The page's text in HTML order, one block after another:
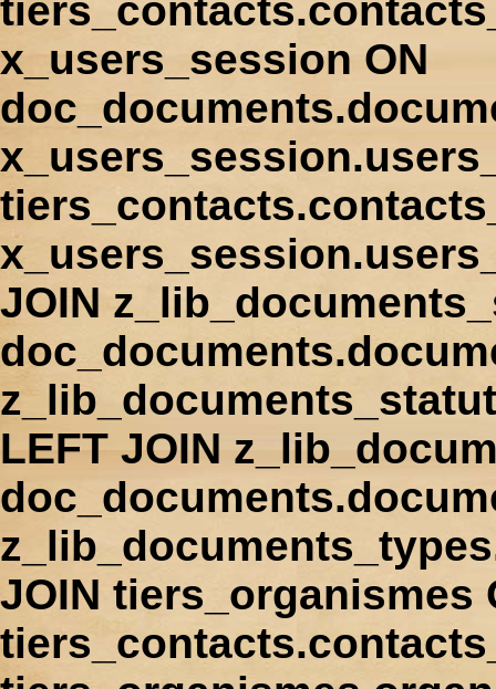
x_users_session ON
JOIN
LEFT JOIN
JOIN tiers_organismes